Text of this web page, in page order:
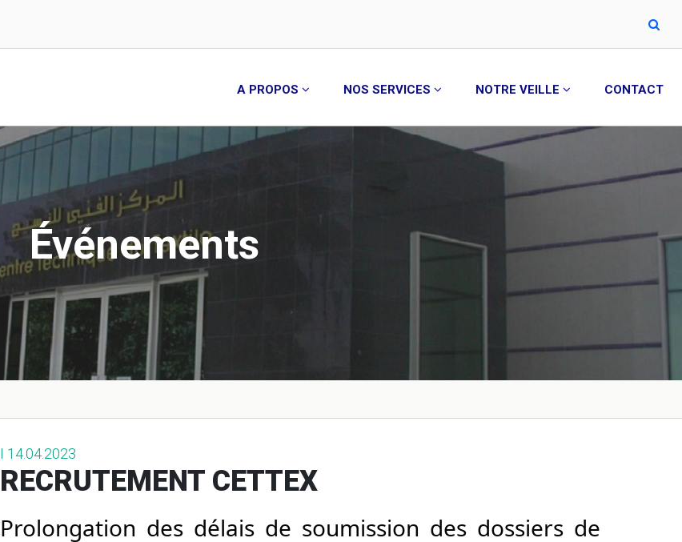
A PROPOS NOS SERVICES NOTRE VEILLE CONTACT
Événements
I 14.04.2023
RECRUTEMENT CETTEX
Prolongation des délais de soumission des dossiers de